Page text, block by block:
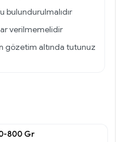
bulundurulmalıdır
verilmemelidir
gözetim altında tutunuz
800 Gr